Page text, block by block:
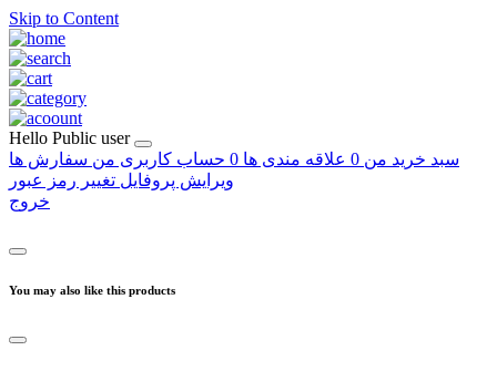
Skip to Content
Hello Public user
سبد خرید من 0 علاقه مندی ها 0 حساب کاربری من سفارش ها
ویرایش پروفایل تغییر رمز عبور
خروج
You may also like this products